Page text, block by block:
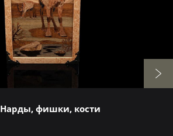
Нарды, фишки, кости